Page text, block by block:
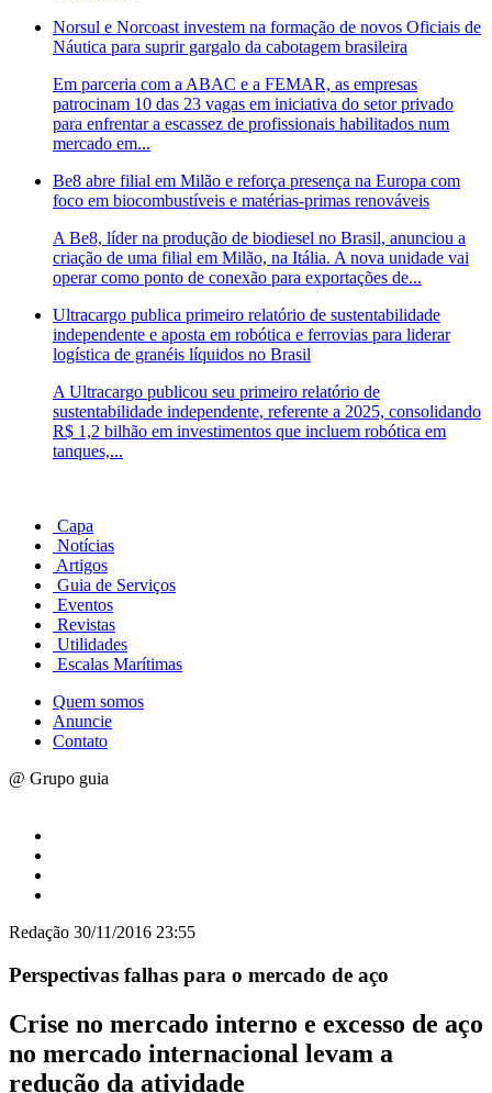
Norsul e Norcoast investem na formação de novos Oficiais de
Náutica para suprir gargalo da cabotagem brasileira
Em parceria com a ABAC e a FEMAR, as empresas
patrocinam 10 das 23 vagas em iniciativa do setor privado
para enfrentar a escassez de profissionais habilitados num
mercado em...
Be8 abre filial em Milão e reforça presença na Europa com
foco em biocombustíveis e matérias-primas renováveis
A Be8, líder na produção de biodiesel no Brasil, anunciou a
criação de uma filial em Milão, na Itália. A nova unidade vai
operar como ponto de conexão para exportações de...
Ultracargo publica primeiro relatório de sustentabilidade
independente e aposta em robótica e ferrovias para liderar
logística de granéis líquidos no Brasil
A Ultracargo publicou seu primeiro relatório de
sustentabilidade independente, referente a 2025, consolidando
R$ 1,2 bilhão em investimentos que incluem robótica em
tanques,...
Capa
Notícias
Artigos
Guia de Serviços
Eventos
Revistas
Utilidades
Escalas Marítimas
Quem somos
Anuncie
Contato
@ Grupo guia
Redação 30/11/2016 23:55
Perspectivas falhas para o mercado de aço
Crise no mercado interno e excesso de aço
no mercado internacional levam a
redução da atividade